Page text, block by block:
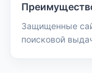
Защищенные
поисковой